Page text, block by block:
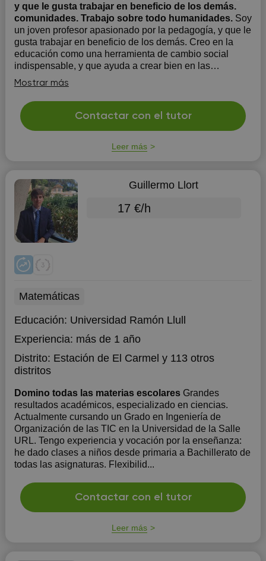
y que le gusta trabajar en beneficio de los demás.
comunidades. Trabajo sobre todo humanidades. Soy
un joven profesor apasionado por la pedagogía, y que le
gusta trabajar en beneficio de los demás. Creo en la
educación como una herramienta de cambio social
indispensable, y que ayuda a crear bien en las
comunidades. Soy muy abierto con los jóvenes, además
de paciente para poder entender cada al...
Mostrar más
Contactar con el tutor
Leer más
Guillermo Llort
17 €/h
Matemáticas
Educación: Universidad Ramón Llull
Experiencia: más de 1 año
Distrito: Estación de El Carmel y 113 otros
distritos
Domino todas las materias escolares Grandes
resultados académicos, especializado en ciencias.
Actualmente cursando un Grado en Ingeniería de
Organización de las TIC en la Universidad de la Salle
URL. Tengo experiencia y vocación por la enseñanza:
he dado clases a niños desde primaria a Bachillerato de
todas las asignaturas. Flexibilid...
Contactar con el tutor
Leer más